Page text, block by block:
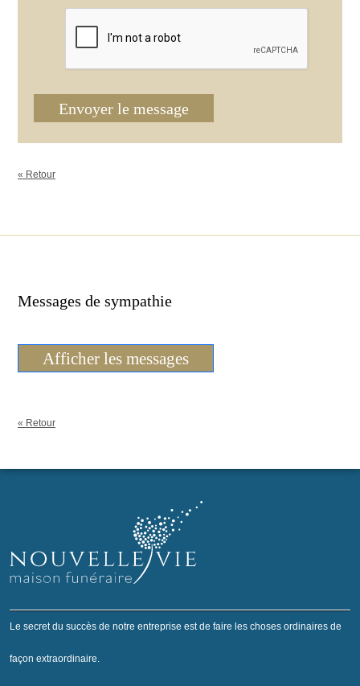
Envoyer le message
« Retour
Messages de sympathie
Afficher les messages
« Retour
Le secret du succès de notre entreprise est de faire les choses ordinaires de
façon extraordinaire.